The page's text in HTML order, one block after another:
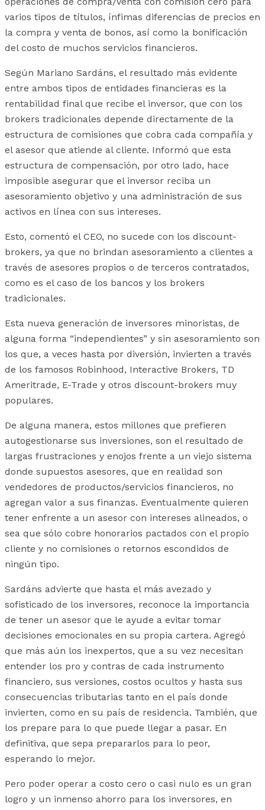
varios tipos de títulos, ínfimas diferencias de precios en
la compra y venta de bonos, así como la bonificación
del costo de muchos servicios financieros.
Según Mariano Sardáns, el resultado más evidente
entre ambos tipos de entidades financieras es la
rentabilidad final que recibe el inversor, que con los
brokers tradicionales depende directamente de la
estructura de comisiones que cobra cada compañía y
el asesor que atiende al cliente. Informó que esta
estructura de compensación, por otro lado, hace
imposible asegurar que el inversor reciba un
asesoramiento objetivo y una administración de sus
activos en línea con sus intereses.
Esto, comentó el CEO, no sucede con los discount-
brokers, ya que no brindan asesoramiento a clientes a
través de asesores propios o de terceros contratados,
como es el caso de los bancos y los brokers
tradicionales.
Esta nueva generación de inversores minoristas, de
alguna forma “independientes” y sin asesoramiento son
los que, a veces hasta por diversión, invierten a través
de los famosos Robinhood, Interactive Brokers, TD
Ameritrade, E-Trade y otros discount-brokers muy
populares.
De alguna manera, estos millones que prefieren
autogestionarse sus inversiones, son el resultado de
largas frustraciones y enojos frente a un viejo sistema
donde supuestos asesores, que en realidad son
vendedores de productos/servicios financieros, no
agregan valor a sus finanzas. Eventualmente quieren
tener enfrente a un asesor con intereses alineados, o
sea que sólo cobre honorarios pactados con el propio
cliente y no comisiones o retornos escondidos de
ningún tipo.
Sardáns advierte que hasta el más avezado y
sofisticado de los inversores, reconoce la importancia
de tener un asesor que le ayude a evitar tomar
decisiones emocionales en su propia cartera. Agregó
que más aún los inexpertos, que a su vez necesitan
entender los pro y contras de cada instrumento
financiero, sus versiones, costos ocultos y hasta sus
consecuencias tributarias tanto en el país donde
invierten, como en su país de residencia. También, que
los prepare para lo que puede llegar a pasar. En
definitiva, que sepa prepararlos para lo peor,
esperando lo mejor.
Pero poder operar a costo cero o casi nulo es un gran
logro y un inmenso ahorro para los inversores, en